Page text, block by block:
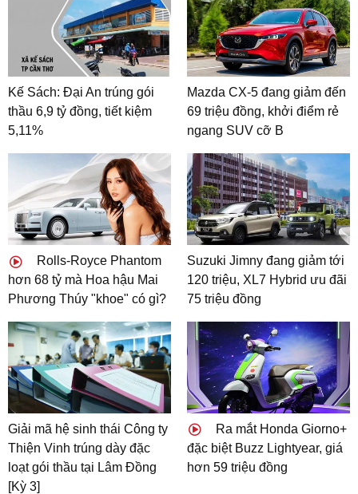
Kế Sách: Đại An trúng gói
thầu 6,9 tỷ đồng, tiết kiệm
5,11%
Mazda CX-5 đang giảm đến
69 triệu đồng, khởi điểm rẻ
ngang SUV cỡ B
Rolls-Royce Phantom
hơn 68 tỷ mà Hoa hậu Mai
Phương Thúy "khoe" có gì?
Suzuki Jimny đang giảm tới
120 triệu, XL7 Hybrid ưu đãi
75 triệu đồng
Giải mã hệ sinh thái Công ty
Thiện Vinh trúng dày đặc
loạt gói thầu tại Lâm Đồng
[Kỳ 3]
Ra mắt Honda Giorno+
đặc biệt Buzz Lightyear, giá
hơn 59 triệu đồng